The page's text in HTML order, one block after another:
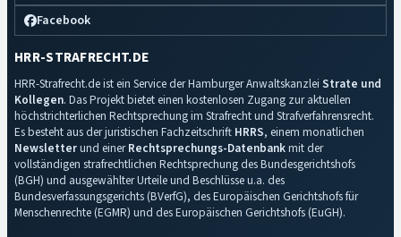
Facebook
HRR-STRAFRECHT.DE
HRR-Strafrecht.de ist ein Service der Hamburger Anwaltskanzlei Strate und
Kollegen. Das Projekt bietet einen kostenlosen Zugang zur aktuellen
höchstrichterlichen Rechtsprechung im Strafrecht und Strafverfahrensrecht.
Es besteht aus der juristischen Fachzeitschrift HRRS, einem monatlichen
Newsletterund einerRechtsprechungs-Datenbankmit der
vollständigen strafrechtlichen Rechtsprechung des Bundesgerichtshofs
(BGH) und ausgewählter Urteile und Beschlüsse u.a. des
Bundesverfassungsgerichts (BVerfG), des Europäischen Gerichtshofs für
Menschenrechte (EGMR) und des Europäischen Gerichtshofs (EuGH).